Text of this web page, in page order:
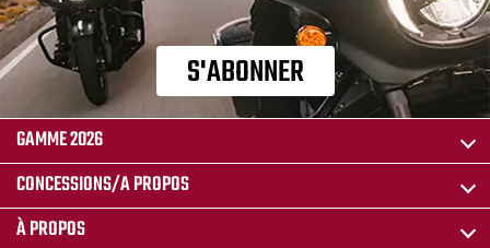
S'ABONNER
GAMME 2026
CONCESSIONS/A PROPOS
À PROPOS